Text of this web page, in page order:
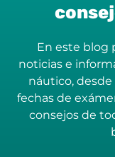
En este blog
noticias e
náutico,
fechas de
consejos de